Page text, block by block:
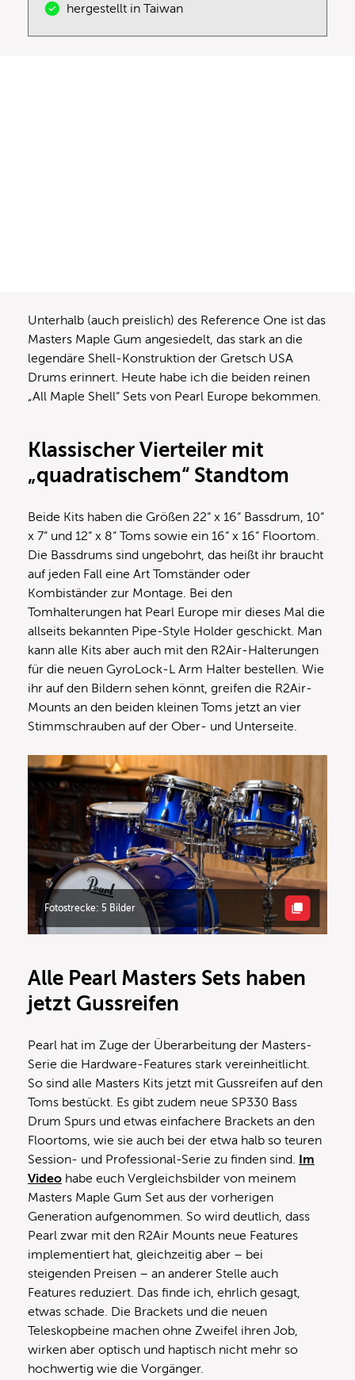
hergestellt in Taiwan
Unterhalb (auch preislich) des Reference One ist das
Masters Maple Gum angesiedelt, das stark an die
legendäre Shell-Konstruktion der Gretsch USA
Drums erinnert. Heute habe ich die beiden reinen
„All Maple Shell“ Sets von Pearl Europe bekommen.
Klassischer Vierteiler mit
„quadratischem“ Standtom
Beide Kits haben die Größen 22“ x 16“ Bassdrum, 10“
x 7“ und 12“ x 8“ Toms sowie ein 16“ x 16“ Floortom.
Die Bassdrums sind ungebohrt, das heißt ihr braucht
auf jeden Fall eine Art Tomständer oder
Kombiständer zur Montage. Bei den
Tomhalterungen hat Pearl Europe mir dieses Mal die
allseits bekannten Pipe-Style Holder geschickt. Man
kann alle Kits aber auch mit den R2Air-Halterungen
für die neuen GyroLock-L Arm Halter bestellen. Wie
ihr auf den Bildern sehen könnt, greifen die R2Air-
Mounts an den beiden kleinen Toms jetzt an vier
Stimmschrauben auf der Ober- und Unterseite.
Fotostrecke: 5 Bilder
Alle Pearl Masters Sets haben
jetzt Gussreifen
Pearl hat im Zuge der Überarbeitung der Masters-
Serie die Hardware-Features stark vereinheitlicht.
So sind alle Masters Kits jetzt mit Gussreifen auf den
Toms bestückt. Es gibt zudem neue SP330 Bass
Drum Spurs und etwas einfachere Brackets an den
Floortoms, wie sie auch bei der etwa halb so teuren
Session- und Professional-Serie zu finden sind. Im
Video habe euch Vergleichsbilder von meinem
Masters Maple Gum Set aus der vorherigen
Generation aufgenommen. So wird deutlich, dass
Pearl zwar mit den R2Air Mounts neue Features
implementiert hat, gleichzeitig aber – bei
steigenden Preisen – an anderer Stelle auch
Features reduziert. Das finde ich, ehrlich gesagt,
etwas schade. Die Brackets und die neuen
Teleskopbeine machen ohne Zweifel ihren Job,
wirken aber optisch und haptisch nicht mehr so
hochwertig wie die Vorgänger.